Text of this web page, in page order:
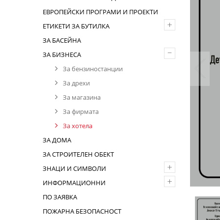
ЕВРОПЕЙСКИ ПРОГРАМИ И ПРОЕКТИ
+
ЕТИКЕТИ ЗА БУТИЛКА
ЗА БАСЕЙНА
–
ЗА БИЗНЕСА
За бензиностанции
За дрехи
За магазина
За фирмата
За хотела
ЗА ДОМА
ЗА СТРОИТЕЛЕН ОБЕКТ
+
ЗНАЦИ И СИМВОЛИ
+
ИНФОРМАЦИОННИ
ПО ЗАЯВКА
ПОЖАРНА БЕЗОПАСНОСТ